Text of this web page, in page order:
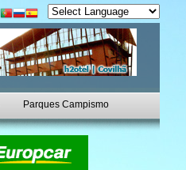
Parques Campismo